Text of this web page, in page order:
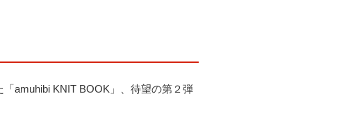
amuhibi KNIT BOOK」、待望の第２弾